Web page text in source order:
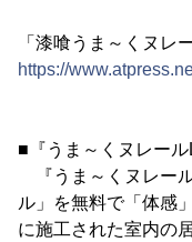
「漆喰うま～くヌレ
https://
■『うま～くヌレー
『うま～くヌレー
ル」を無料で「体感
に施工された室内の